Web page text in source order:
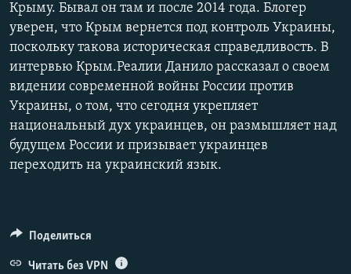
Крыму. Бывал он там и после 2014 года. Блогер
уверен, что Крым вернется под контроль Украины,
поскольку такова историческая справедливость. В
интервью Крым.Реалии Данило рассказал о своем
видении современной войны России против
Украины, о том, что сегодня укрепляет
национальный дух украинцев, он размышляет над
будущем России и призывает украинцев
переходить на украинский язык.
Поделиться
Читать без VPN